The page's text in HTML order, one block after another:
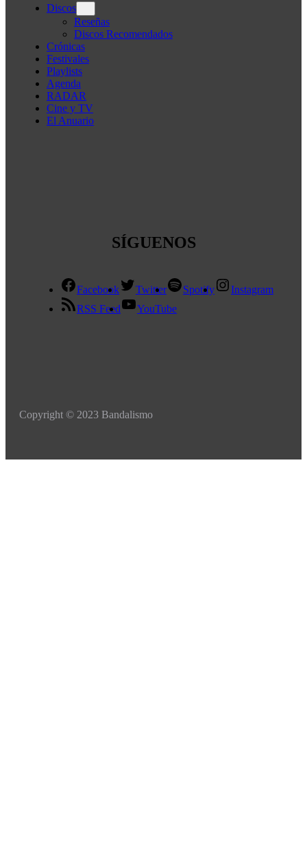
Discos
Reseñas
Discos Recomendados
Crónicas
Festivales
Playlists
Agenda
RADAR
Cine y TV
El Anuario
SÍGUENOS
Facebook Twitter Spotify
Instagram
RSS Feed
YouTube
Copyright © 2023 Bandalismo